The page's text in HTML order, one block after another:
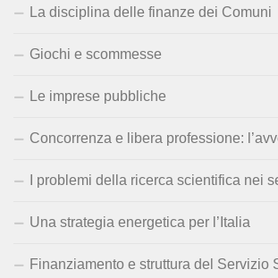
La disciplina delle finanze dei Comuni
Giochi e scommesse
Le imprese pubbliche
Concorrenza e libera professione:
I problemi della ricerca scientifica nei
Una strategia energetica per l’Italia
Finanziamento e struttura del Servizio